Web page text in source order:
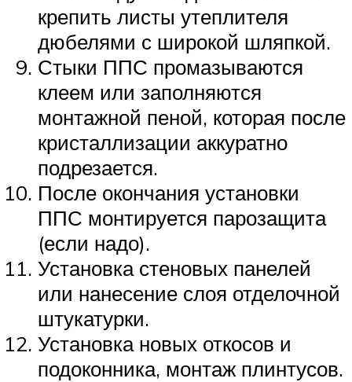
крепить листы утеплителя
дюбелями с широкой шляпкой.
Стыки ППС промазываются
клеем или заполняются
монтажной пеной, которая после
кристаллизации аккуратно
подрезается.
После окончания установки
ППС монтируется парозащита
(если надо).
Установка стеновых панелей
или нанесение слоя отделочной
штукатурки.
Установка новых откосов и
подоконника, монтаж плинтусов.